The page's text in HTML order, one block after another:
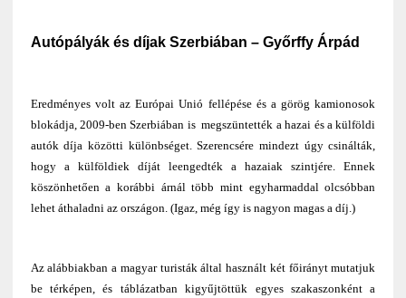
Autópályák és díjak Szerbiában – Győrffy Árpád
Eredményes volt az Európai Unió fellépése és a görög kamionosok
blokádja, 2009-ben Szerbiában is megszüntették a hazai és a külföldi
autók díja közötti különbséget. Szerencsére mindezt úgy csinálták,
hogy a külföldiek díját leengedték a hazaiak szintjére. Ennek
köszönhetően a korábbi árnál több mint egyharmaddal olcsóbban
lehet áthaladni az országon. (Igaz, még így is nagyon magas a díj.)
Az alábbiakban a magyar turisták által használt két főirányt mutatjuk
be térképen, és táblázatban kigyűjtöttük egyes szakaszonként a